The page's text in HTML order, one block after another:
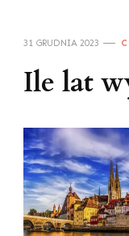
31 GRUDNIA 2023
Ile lat